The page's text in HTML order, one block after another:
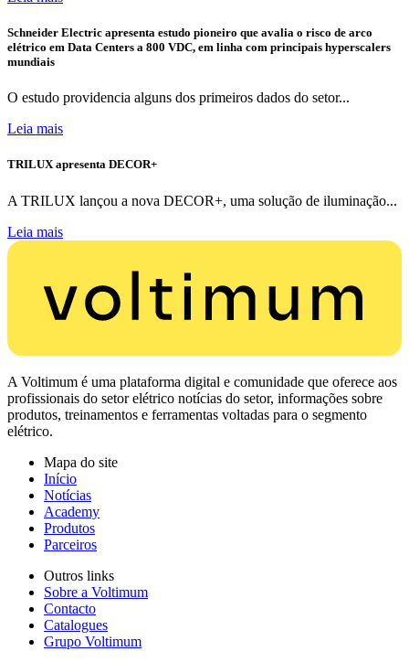
Schneider Electric apresenta estudo pioneiro que avalia o risco de arco
elétrico em Data Centers a 800 VDC, em linha com principais hyperscalers
mundiais
O estudo providencia alguns dos primeiros dados do setor...
Leia mais
TRILUX apresenta DECOR+
A TRILUX lançou a nova DECOR+, uma solução de iluminação...
Leia mais
A Voltimum é uma plataforma digital e comunidade que oferece aos
profissionais do setor elétrico notícias do setor, informações sobre
produtos, treinamentos e ferramentas voltadas para o segmento
elétrico.
Mapa do site
Início
Notícias
Academy
Produtos
Parceiros
Outros links
Sobre a Voltimum
Contacto
Catalogues
Grupo Voltimum